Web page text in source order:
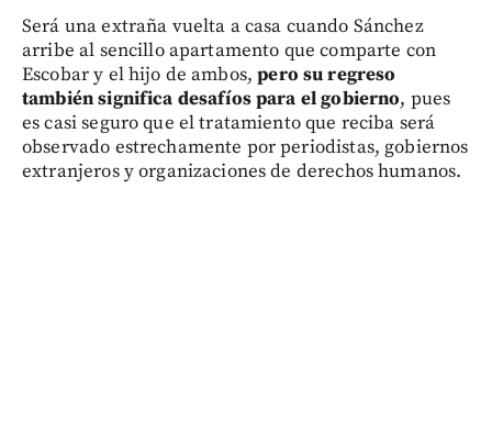
Será una extraña vuelta a casa cuando Sánchez
arribe al sencillo apartamento que comparte con
Escobar y el hijo de ambos,pero su regreso
también significa desafíos para el gobierno, pues
es casi seguro que el tratamiento que reciba será
observado estrechamente por periodistas, gobiernos
extranjeros y organizaciones de derechos humanos.